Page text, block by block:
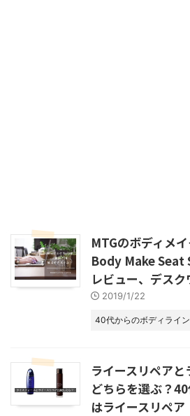
MTGのボディメ
Body Make Seat
レビュー、デス
2019/1/22
40代からのボディライン
ライースリペアと
どちらを選ぶ？
はライースリペア